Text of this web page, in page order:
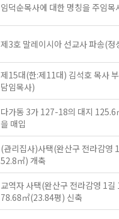
임덕순목사에 대한 명칭을 주임목
제3호 말레이시아 선교사 파송(정
제15대(한:제11대) 김석호 목사
담임목사)
다가동 3가 127-18의 대지
을 매입
(관리집사)사택(완산구 전라감영
52.8㎡) 개축
교역자 사택(완산구 전라감영 1길
78.68㎡(23.84평) 신축